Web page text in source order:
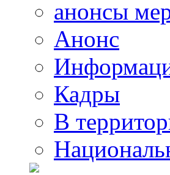
анонсы
Анонс
Кадры
В